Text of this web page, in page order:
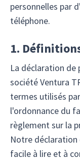
personnelles par
téléphone.
1.
La déclaration de
société Ventura
termes utilisés
l'ordonnance du
règlement sur la
Notre
facile à lire et à